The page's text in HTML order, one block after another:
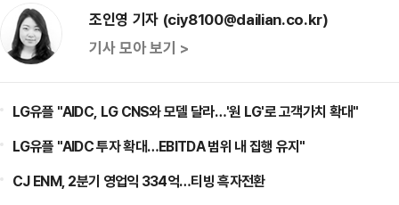
조인영 기자 (ciy8100@dailian.co.kr)
기사 모아 보기 >
LG유플 "AIDC, LG CNS와 모델 달라…'원 LG'로 고객가치 확대"
LG유플 "AIDC 투자 확대…EBITDA 범위 내 집행 유지"
CJ ENM, 2분기 영업익 334억…티빙 흑자전환